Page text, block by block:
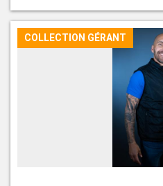
COLLECTION GÉRANT